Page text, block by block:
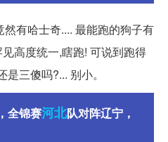
有哈士奇.... 最能跑的狗子有
高度统一,瞎跑! 可说到跑得
三傻吗?... 别小。
全锦赛河北队对阵辽宁，